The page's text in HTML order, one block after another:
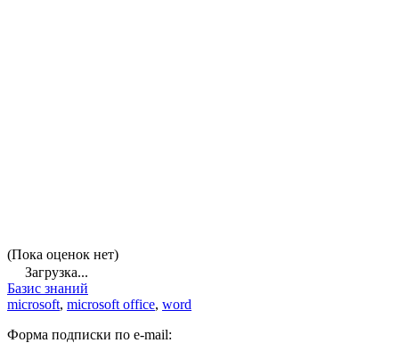
(Пока оценок нет)
Загрузка...
Базис знаний
microsoft, microsoft office, word
Форма подписки по e-mail: